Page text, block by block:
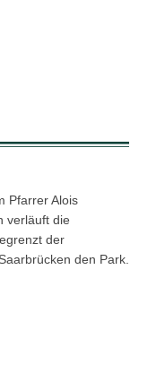
Pfarrer Alois
verläuft die
der
den Park.